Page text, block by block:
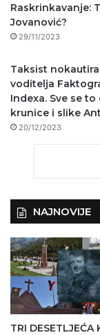
Raskrinkavanje:
Jovanović?
29/11/2023
Taksist
voditelja
Indexa. Sve se
krunice i slike
20/12/2023
NAJNOVIJE
TRI DESETLJEĆA